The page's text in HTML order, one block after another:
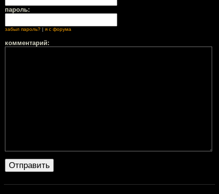
пароль:
забыл пароль? я с форума
комментарий: